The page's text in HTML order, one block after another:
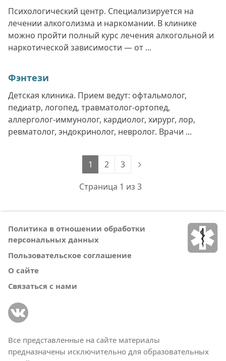
Психологический центр. Специализируется на
лечении алкоголизма и наркомании. В клинике
можно пройти полный курс лечения алкогольной и
наркотической зависимости — от ...
Фэнтези
Детская клиника. Прием ведут: офтальмолог,
педиатр, логопед, травматолог-ортопед,
аллерголог-иммунолог, кардиолог, хирург, лор,
ревматолог, эндокринолог, невролог. Врачи ...
Страница 1 из 3
1 2 3
Политика в отношении обработки
персональных данных
Пользовательское соглашение
О сайте
Связаться с нами
Все представленные на сайте материалы
предназначены исключительно для образовательных